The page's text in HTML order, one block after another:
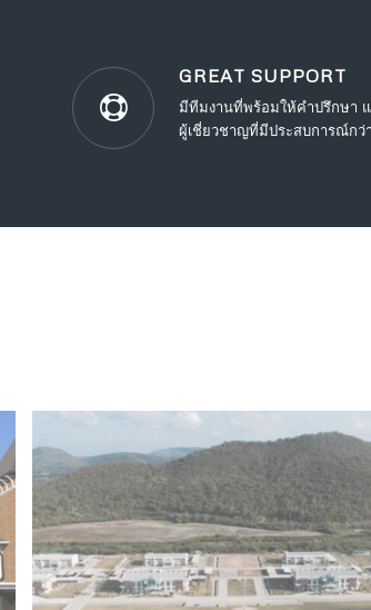
GREAT SUPPORT
มีทีมงานที่พร้อมให้คำปรึกษา
ผู้เชี่ยวชาญที่มีประสบการณ์กว่